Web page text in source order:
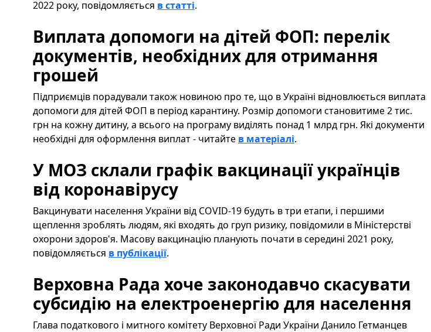
2022 року, повідомляється в статті.
Виплата допомоги на дітей ФОП: перелік
документів, необхідних для отримання
грошей
Підприємців порадували також новиною про те, що в Україні відновлюється виплата
допомоги для дітей ФОП в період карантину. Розмір допомоги становитиме 2 тис.
грн на кожну дитину, а всього на програму виділять понад 1 млрд грн. Які документи
необхідні для оформлення виплат - читайте в матеріалі.
У МОЗ склали графік вакцинації українців
від коронавірусу
Вакцинувати населення України від COVID-19 будуть в три етапи, і першими
щеплення зроблять людям, які входять до груп ризику, повідомили в Міністерстві
охорони здоров'я. Масову вакцинацію планують почати в середині 2021 року,
повідомляється в публікації.
Верховна Рада хоче законодавчо скасувати
субсидію на електроенергію для населення
Глава податкового і митного комітету Верховної Ради України Данило Гетманцев